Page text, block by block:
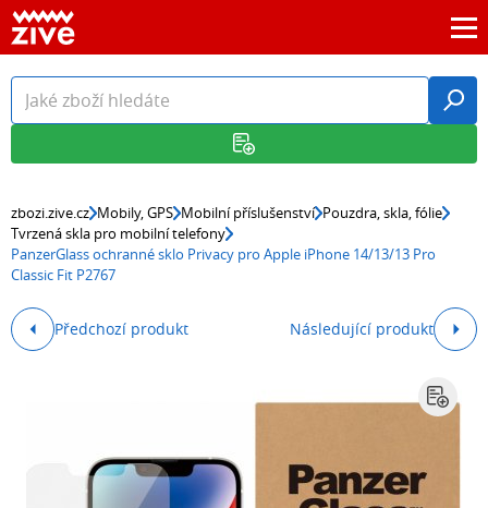
zbozi.zive.cz Mobily, GPS Mobilní příslušenství Pouzdra, skla, fólie
Tvrzená skla pro mobilní telefony
PanzerGlass ochranné sklo Privacy pro Apple iPhone 14/13/13 Pro
Classic Fit P2767
Předchozí produkt Následující produkt